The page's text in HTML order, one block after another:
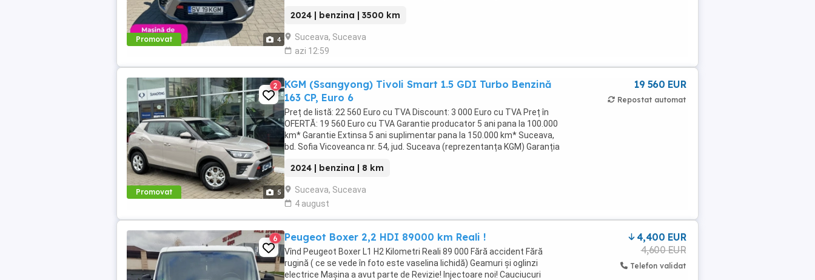
Promovat 4
2024 | benzina | 3500 km
Suceava, Suceava
azi 12:59
Promovat 5
2
KGM (Ssangyong) Tivoli Smart 1.5 GDI Turbo Benzină
163 CP, Euro 6
Preț de listă: 22 560 Euro cu TVA Discount: 3 000 Euro cu TVA Preț în
OFERTĂ: 19 560 Euro cu TVA Garantie producator 5 ani pana la 100.000
km* Garantie Extinsa 5 ani suplimentar pana la 150.000 km* Suceava,
bd. Sofia Vicoveanca nr. 54, jud. Suceava (reprezentanța KGM) Garanția
2024 | benzina | 8 km
Suceava, Suceava
4 august
19 560 EUR
Repostat automat
6 Peugeot Boxer 2,2 HDI 89000 km Reali !
Vînd Peugeot Boxer L1 H2 Kilometri Reali 89 000 Fără accident Fără
rugină ( ce se vede în foto este vaselina lichidă) Geamuri și oglinzi
electrice Mașina a avut parte de Revizie! Injectoare noi! Cauciucuri
4,400 EUR
4,600 EUR
Telefon validat